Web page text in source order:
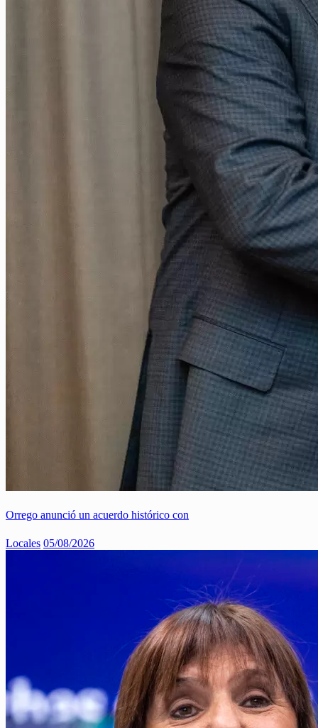
Orrego anunció un acuerdo histórico con
Locales 05/08/2026